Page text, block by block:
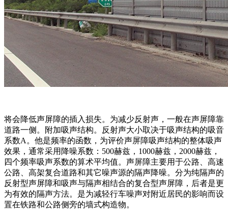
将会降低声屏障的插入损失。为减少反射声，一般在声屏障靠
道路一侧。附加吸声结构。反射声大小取决于吸声结构的吸音
系数A。他是频率的函数，为评价声屏障吸声结构的整体吸声
效果，通常采用降噪系数：500赫兹，1000赫兹，2000赫兹，
四个频率吸声系数的算术平均值。声屏障主要用于公路、高速
公路、高架复合道路和其它噪声源的隔声降噪。分为纯隔声的
反射型声屏障和吸声与隔声相结合的复合型声屏障，后者是更
为有效的隔声方法。是为减轻行车噪声对附近居民的影响而设
置在铁路和公路侧旁的墙式构造物。